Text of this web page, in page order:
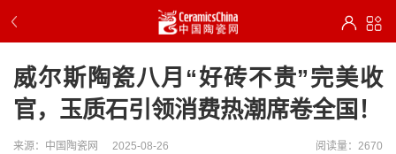
威尔斯陶瓷八月“好砖不贵”完美收
官，玉质石引领消费热潮席卷全国！
来源：中国陶瓷网 2025-08-26 阅读量：2670